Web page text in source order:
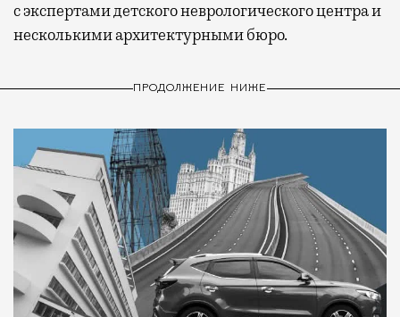
с экспертами детского неврологического центра и
несколькими архитектурными бюро.
ПРОДОЛЖЕНИЕ НИЖЕ